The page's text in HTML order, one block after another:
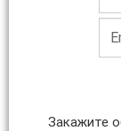
Закажите